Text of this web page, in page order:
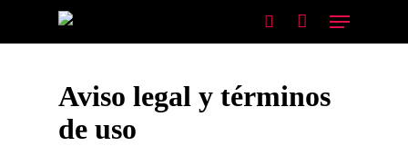
main
search
Menu
Aviso legal y términos
de uso